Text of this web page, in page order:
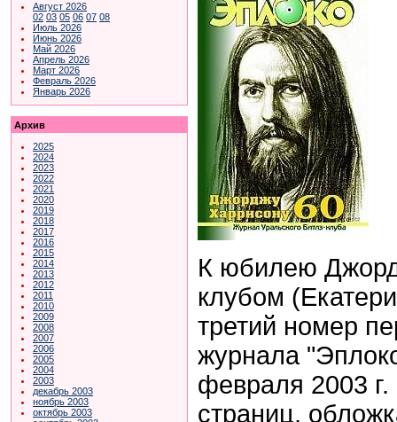
Август 2026
02 03 05 06 07 08
Июль 2026
Июнь 2026
Май 2026
Апрель 2026
Март 2026
Февраль 2026
Январь 2026
Архив
2025
2024
2023
2022
2021
2020
2019
2018
2017
2016
2015
2014
2013
2012
2011
2010
2009
2008
2007
2006
2005
2004
2003
декабрь 2003
ноябрь 2003
октябрь 2003
К юбилею
клубом
третий номер
журнала
февраля 2003
страниц,